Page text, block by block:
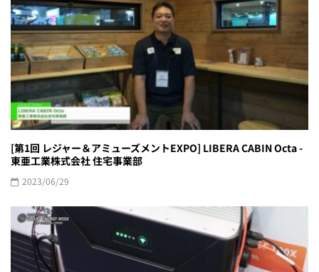
[第1回 レジャー＆アミューズメントEXPO] LIBERA CABIN Octa -
東亜工業株式会社 住宅事業部
2023/06/29